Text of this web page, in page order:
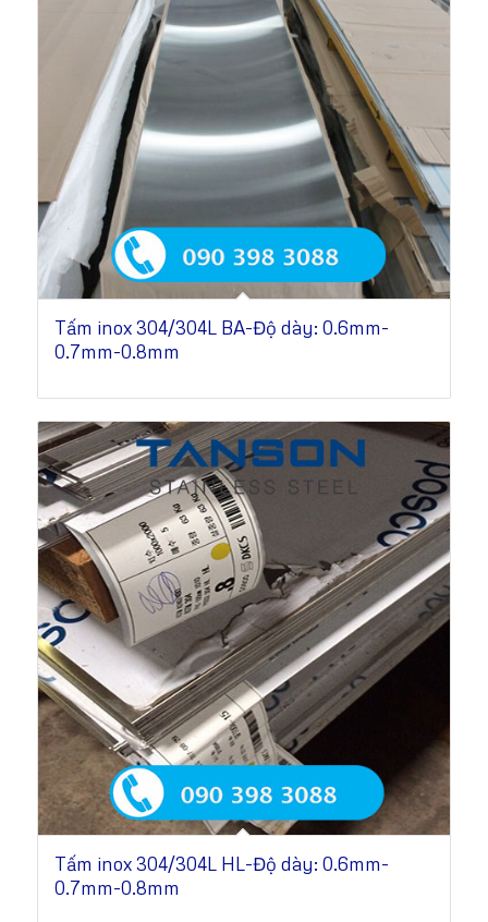
Tấm inox 304/304L BA-Độ dày: 0.6mm-
0.7mm-0.8mm
Tấm inox 304/304L HL-Độ dày: 0.6mm-
0.7mm-0.8mm